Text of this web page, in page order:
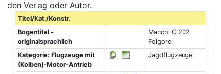
den Verlag oder Autor.
Titel/Kat./Konstr.
Bogentitel -
originalsprachlich
Macchi C.202
Folgore
Kategorie: Flugzeuge mit
(Kolben)-Motor-Antrieb
Jagdflugzeuge